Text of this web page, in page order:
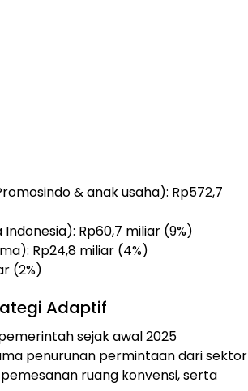
& anak usaha): Rp572,7
Rp60,7 miliar (9%)
Rp24,8 miliar (4%)
(2%)
Adaptif
sejak awal 2025
penurunan permintaan dari sektor
ruang konvensi, serta